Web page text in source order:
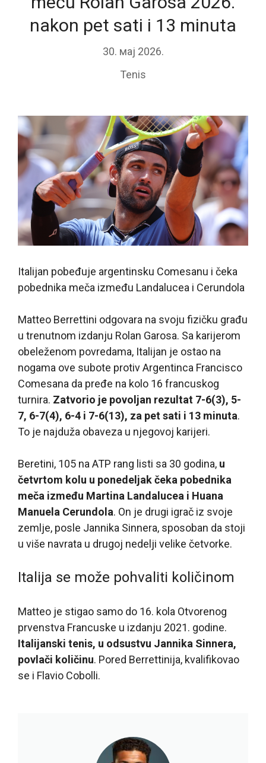
nakon pet sati i 13 minuta
30. мај 2026.
Tenis
Italijan pobeđuje argentinsku Comesanu i čeka
pobednika meča između Landalucea i Cerundola
Matteo Berrettini odgovara na svoju fizičku građu
u trenutnom izdanju Rolan Garosa. Sa karijerom
obeleženom povredama, Italijan je ostao na
nogama ove subote protiv Argentinca Francisco
Comesana da pređe na kolo 16 francuskog
turnira. Zatvorio je povoljan rezultat 7-6(3), 5-
7, 6-7(4), 6-4 i 7-6(13), za pet sati i 13 minuta.
To je najduža obaveza u njegovoj karijeri.
Beretini, 105 na ATP rang listi sa 30 godina, u
četvrtom kolu u ponedeljak čeka pobednika
meča između Martina Landalucea i Huana
Manuela Cerundola. On je drugi igrač iz svoje
zemlje, posle Jannika Sinnera, sposoban da stoji
u više navrata u drugoj nedelji velike četvorke.
Italija se može pohvaliti količinom
Matteo je stigao samo do 16. kola Otvorenog
prvenstva Francuske u izdanju 2021. godine.
Italijanski tenis, u odsustvu Jannika Sinnera,
povlači količinu. Pored Berrettinija, kvalifikovao
se i Flavio Cobolli.